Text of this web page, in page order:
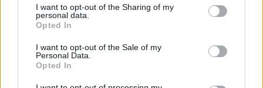
not limited to your visit or usage behaviour. You may click to
grant or deny consent to Google and its third-party tags to
use your data for below specified purposes in below Google
consent section.
I want to opt-out of the Sharing of my
personal data.
Opted In
I want to opt-out of the Sale of my
Personal Data.
Opted In
SZABÓ ZSÓFI